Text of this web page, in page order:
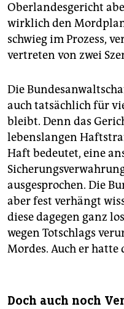
Oberlandesgericht
wirklich den
schwieg im Prozess,
vertreten von zwei
Die
auch tatsächlich für
bleibt. Denn das
lebenslangen
Haft bedeutet, eine
ausgesprochen. Die
aber fest verhängt
diese dagegen ganz
wegen Totschlags
Mordes. Auch er hatte
Doch auch noch